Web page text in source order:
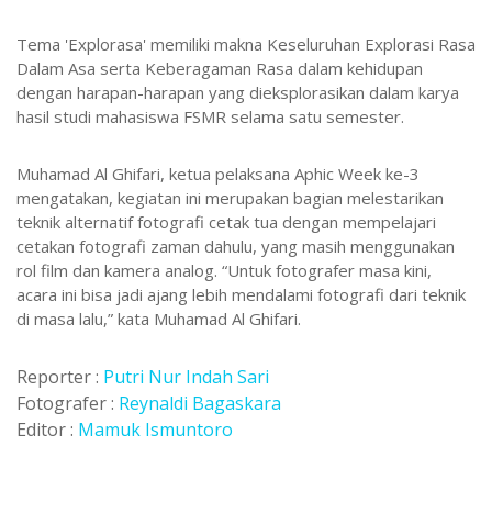
Tema 'Explorasa' memiliki makna Keseluruhan Explorasi Rasa
Dalam Asa serta Keberagaman Rasa dalam kehidupan
dengan harapan-harapan yang dieksplorasikan dalam karya
hasil studi mahasiswa FSMR selama satu semester.
Muhamad Al Ghifari, ketua pelaksana Aphic Week ke-3
mengatakan, kegiatan ini merupakan bagian melestarikan
teknik alternatif fotografi cetak tua dengan mempelajari
cetakan fotografi zaman dahulu, yang masih menggunakan
rol film dan kamera analog. “Untuk fotografer masa kini,
acara ini bisa jadi ajang lebih mendalami fotografi dari teknik
di masa lalu,” kata Muhamad Al Ghifari.
Reporter : Putri Nur Indah Sari
Fotografer : Reynaldi Bagaskara
Editor : Mamuk Ismuntoro